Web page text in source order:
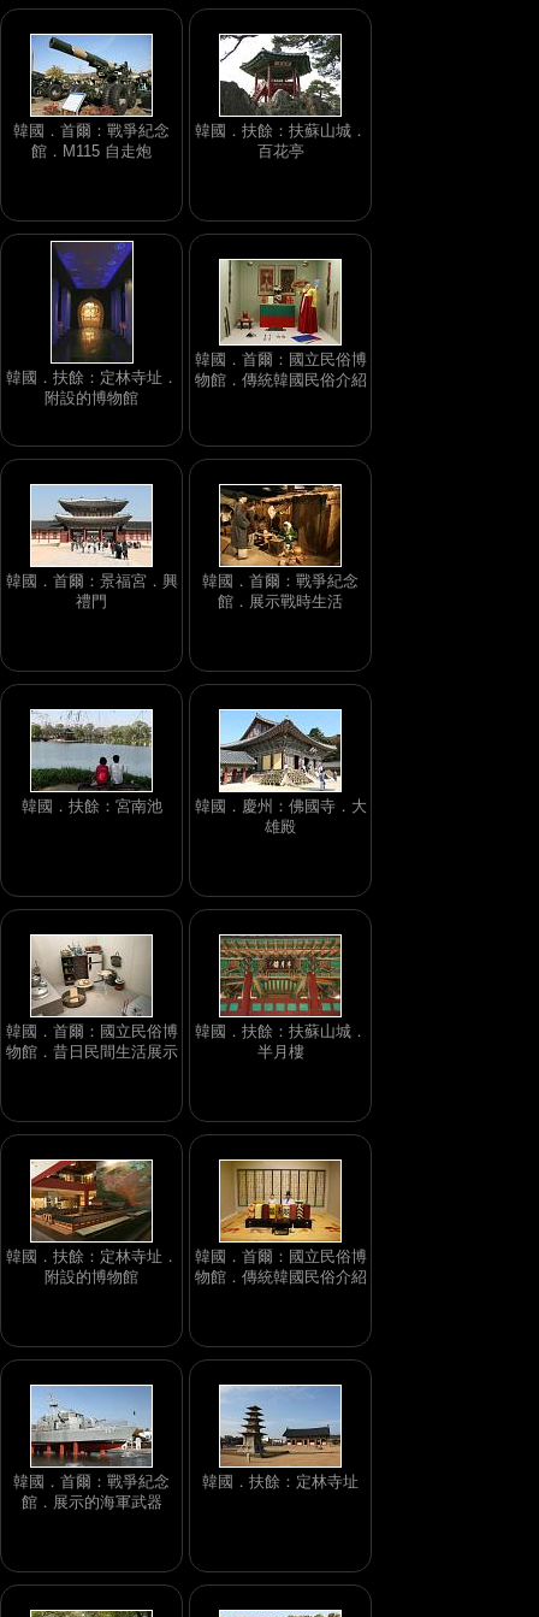
韓國．首爾：戰爭紀念
館．M115 自走炮
韓國．扶餘：扶蘇山城．
百花亭
韓國．扶餘：定林寺址．
附設的博物館
韓國．首爾：國立民俗博
物館．傳統韓國民俗介紹
韓國．首爾：景福宮．興
禮門
韓國．首爾：戰爭紀念
館．展示戰時生活
韓國．扶餘：宮南池
韓國．慶州：佛國寺．大
雄殿
韓國．首爾：國立民俗博
物館．昔日民間生活展示
韓國．扶餘：扶蘇山城．
半月樓
韓國．扶餘：定林寺址．
附設的博物館
韓國．首爾：國立民俗博
物館．傳統韓國民俗介紹
韓國．首爾：戰爭紀念
館．展示的海軍武器
韓國．扶餘：定林寺址